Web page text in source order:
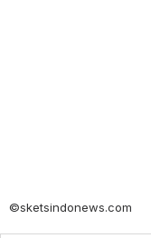
©sketsindonews.com